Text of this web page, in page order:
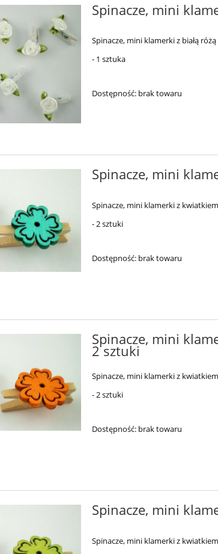
Spinacze, mini
Spinacze, mini klamerki z białą różą
- 1 sztuka
Dostępność: brak towaru
Spinacze, mini
Spinacze, mini klamerki z
- 2 sztuki
Dostępność: brak towaru
Spinacze, mini
2 sztuki
Spinacze, mini klamerki z
- 2 sztuki
Dostępność: brak towaru
Spinacze, mini
Spinacze, mini klamerki z